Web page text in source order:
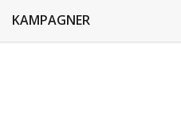
KAMPAGNER